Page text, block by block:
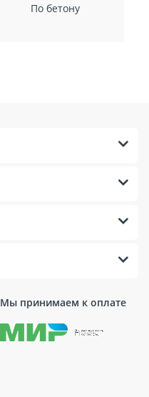
По бетону
Мы принимаем к оплате